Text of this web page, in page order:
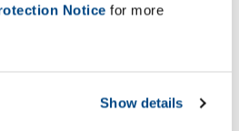
Notice for more
Show details
d'approvisionnement
de forte demande, par
lorsque les